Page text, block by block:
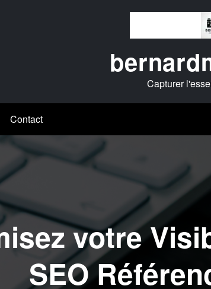
Capturer
Contact
votre
SEO